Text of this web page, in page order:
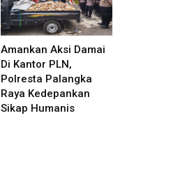
Amankan Aksi Damai
Di Kantor PLN,
Polresta Palangka
Raya Kedepankan
Sikap Humanis